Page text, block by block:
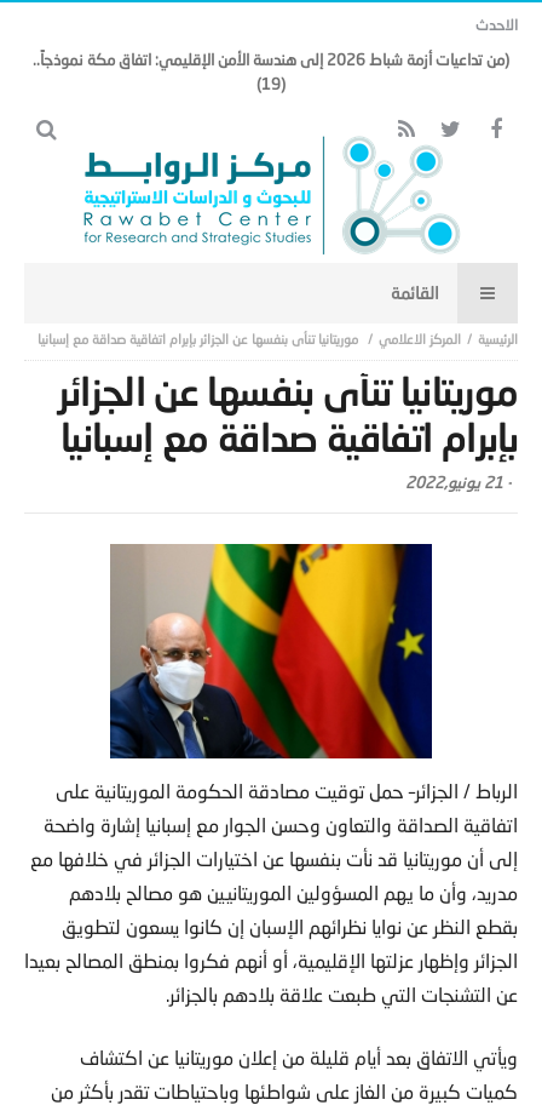
الاحدث
(من تداعيات أزمة شباط 2026 إلى هندسة الأمن الإقليمي: اتفاق مكة نموذجاً..
(19)
المركز الاعلامي موريتانيا تنأى بنفسها عن الجزائر بإبرام اتفاقية صداقة مع إسبانيا
موريتانيا تنأى بنفسها عن الجزائر
بإبرام اتفاقية صداقة مع إسبانيا
- 21 يونيو,2022
الرباط / الجزائر– حمل توقيت مصادقة الحكومة الموريتانية على
اتفاقية الصداقة والتعاون وحسن الجوار مع إسبانيا إشارة واضحة
إلى أن موريتانيا قد نأت بنفسها عن اختيارات الجزائر في خلافها مع
مدريد، وأن ما يهم المسؤولين الموريتانيين هو مصالح بلادهم
بقطع النظر عن نوايا نظرائهم الإسبان إن كانوا يسعون لتطويق
الجزائر وإظهار عزلتها الإقليمية، أو أنهم فكروا بمنطق المصالح بعيدا
عن التشنجات التي طبعت علاقة بلادهم بالجزائر.
ويأتي الاتفاق بعد أيام قليلة من إعلان موريتانيا عن اكتشاف
كميات كبيرة من الغاز على شواطئها وباحتياطات تقدر بأكثر من